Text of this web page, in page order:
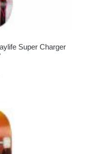
Super Charger